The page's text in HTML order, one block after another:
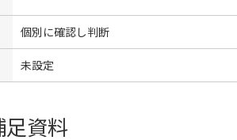
個別に確認し判断
未設定
資料